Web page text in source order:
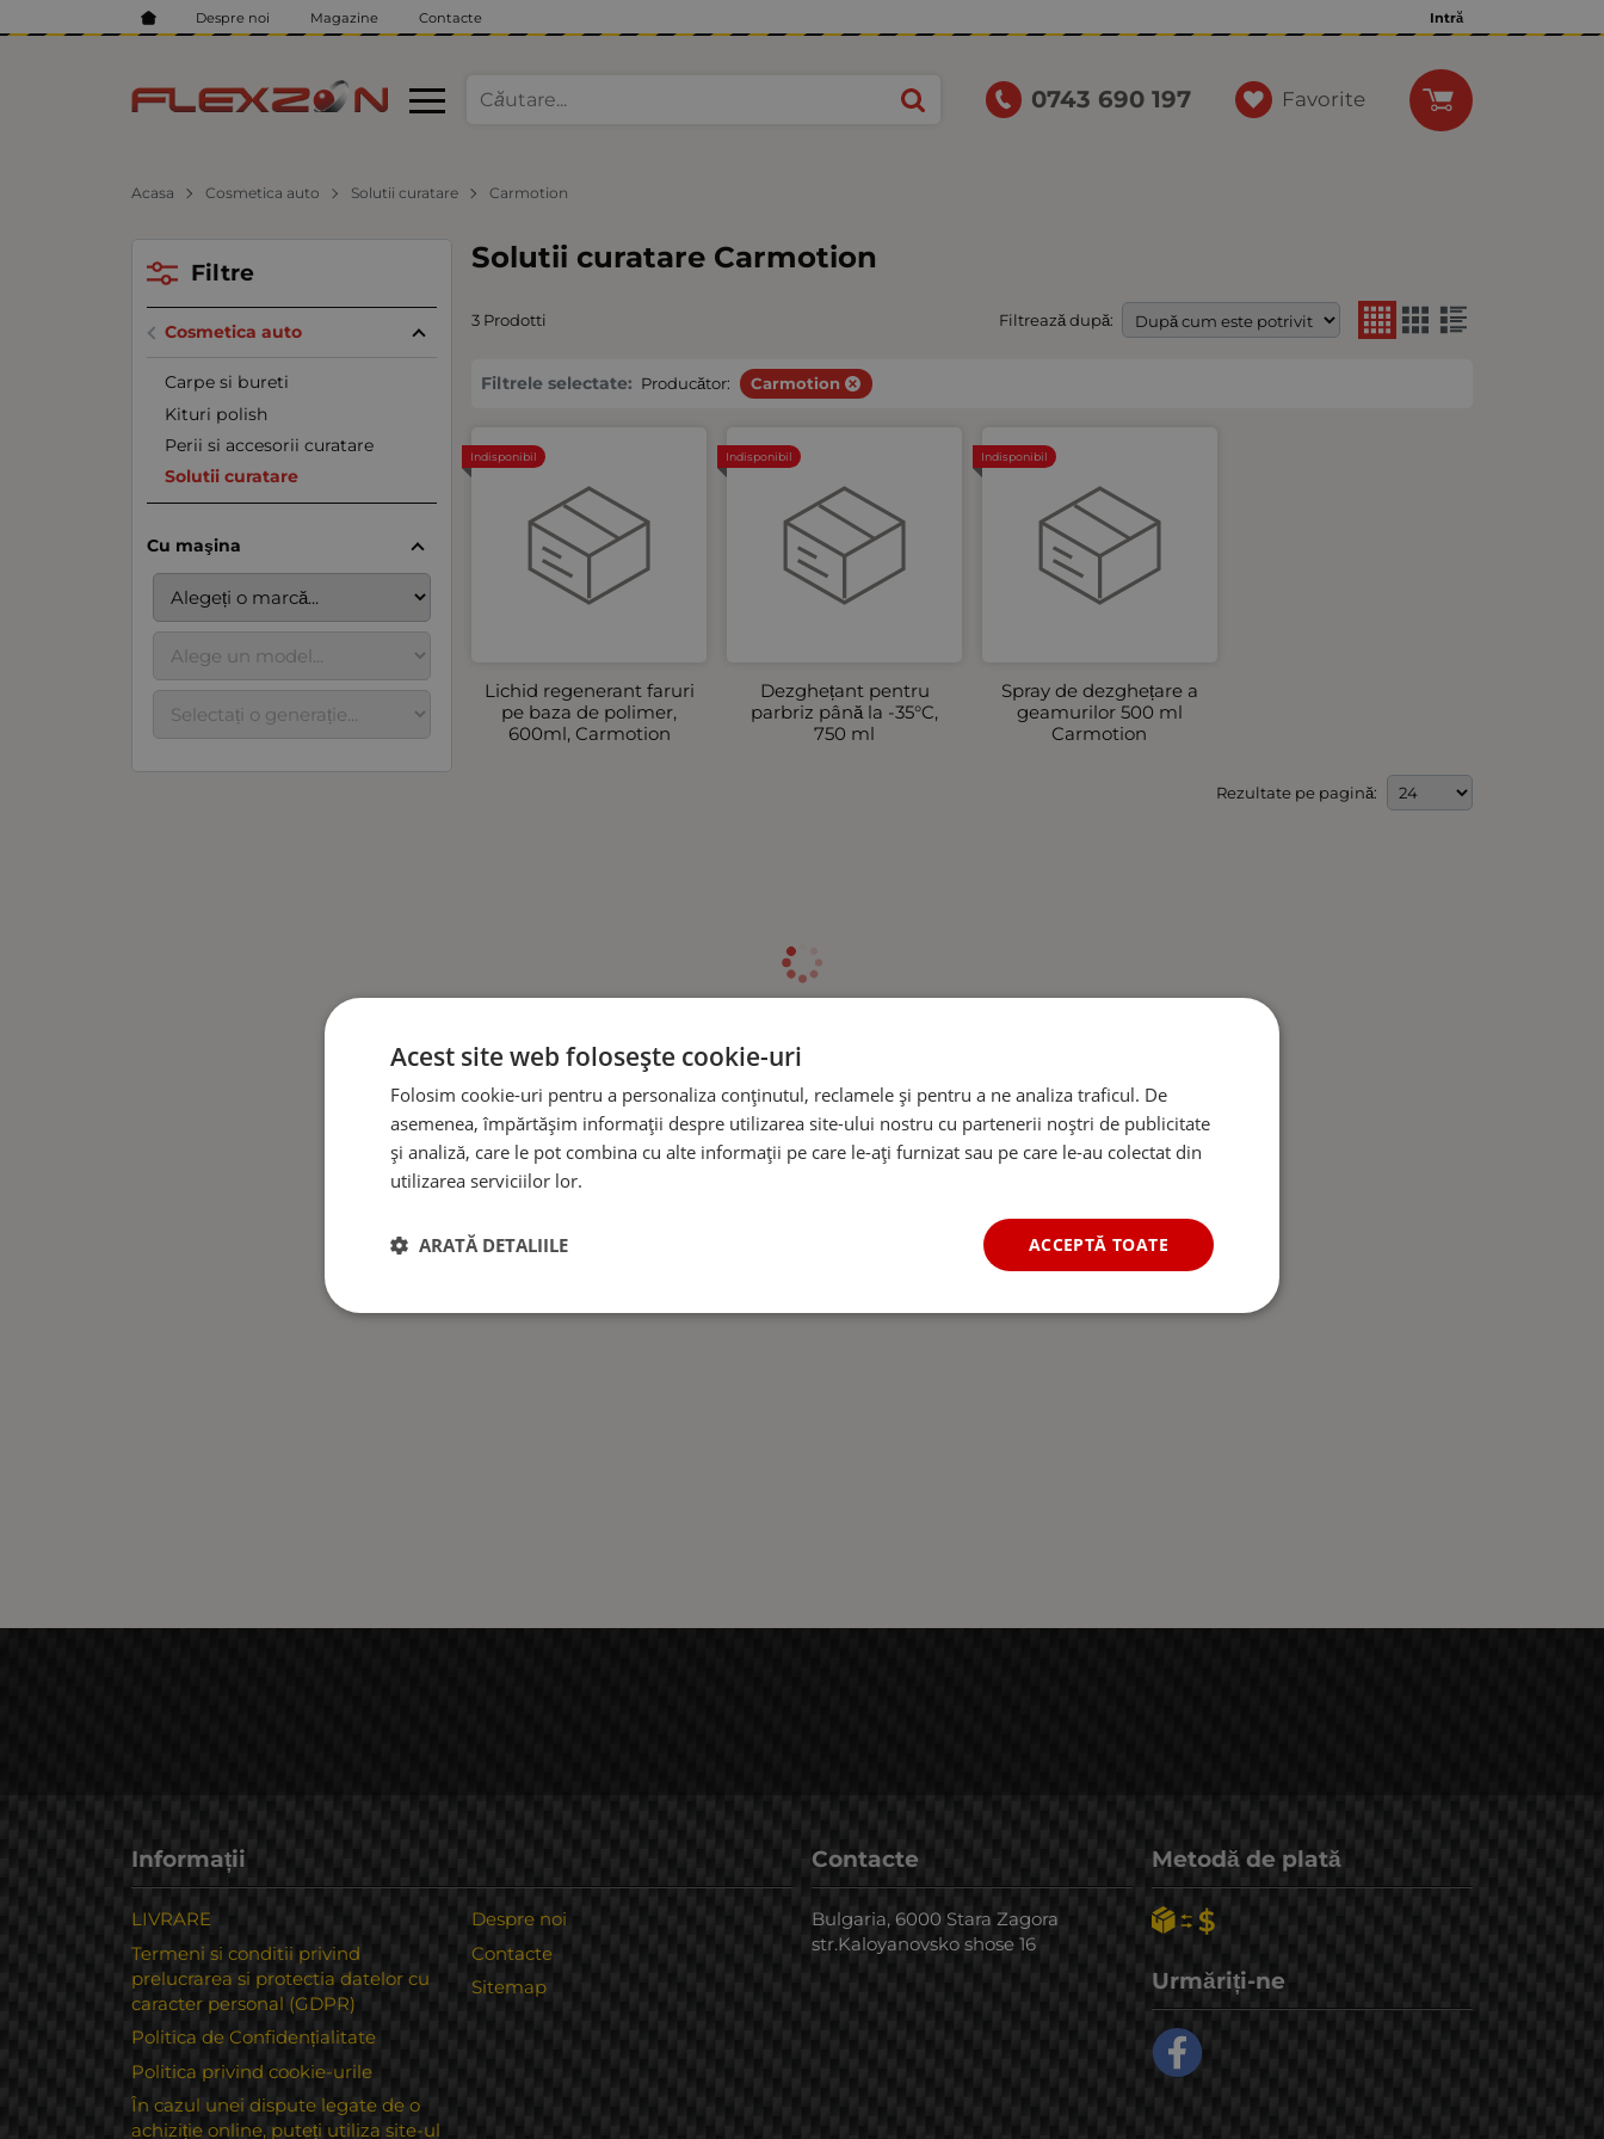
Despre noi Magazine Contacte Intră
0743 690 197 Favorite
Acasa Cosmetica auto Solutii curatare Carmotion
Solutii curatare Carmotion
3 Prodotti Filtrează după:
Filtrele selectate: Producător: Carmotion
Lichid regenerant faruri
pe baza de polimer,
600ml, Carmotion
Indisponibil
Dezghețant pentru
parbriz până la -35°C,
750 ml
Indisponibil
Spray de dezghețare a
geamurilor 500 ml
Carmotion
Indisponibil
Rezultate pe pagină:
Filtre
Cosmetica auto
Carpe si bureti
Kituri polish
Perii si accesorii curatare
Solutii curatare
Cu maşina
Informații
LIVRARE
Termeni si conditii privind
prelucrarea si protectia datelor cu
caracter personal (GDPR)
Politica de Confidențialitate
Politica privind cookie-urile
În cazul unei dispute legate de o
achiziție online, puteți utiliza site-ul
Despre noi
Contacte
Sitemap
Contacte
Bulgaria, 6000 Stara Zagora
str.Kaloyanovsko shose 16
Metodă de plată
Urmăriți-ne
Acest site web folosește cookie-uri
Folosim cookie-uri pentru a personaliza conținutul, reclamele și pentru a ne analiza traficul. De
asemenea, împărtășim informații despre utilizarea site-ului nostru cu partenerii noștri de publicitate
și analiză, care le pot combina cu alte informații pe care le-ați furnizat sau pe care le-au colectat din
utilizarea serviciilor lor.
ACCEPTĂ TOATE
ARATĂ DETALIILE